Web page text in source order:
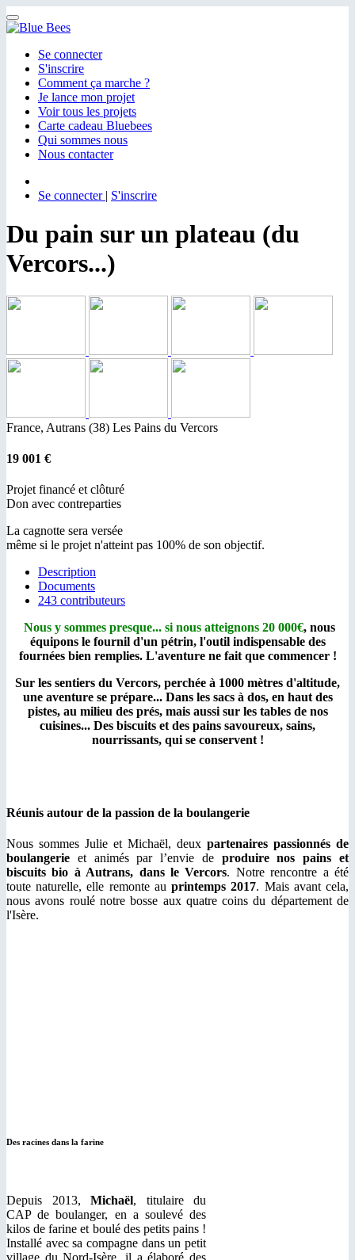
Menu
Se connecter
S'inscrire
Comment ça marche ?
Je lance mon projet
Voir tous les projets
Carte cadeau Bluebees
Qui sommes nous
Nous contacter
Se connecter | S'inscrire
Du pain sur un plateau (du
Vercors...)
France, Autrans (38) Les Pains du Vercors
19 001 €
Projet financé et clôturé
Don avec contreparties
La cagnotte sera versée
même si le projet n'atteint pas 100% de son objectif.
Description
Documents
243 contributeurs
Nous y sommes presque... si nous atteignons20 000€,nous
équipons le fournil d'un pétrin, l'outil indispensable des
fournées bien remplies. L'aventure ne fait que commencer !
Sur les sentiers du Vercors, perchée à 1000 mètres d'altitude,
une aventure se prépare... Dans les sacs à dos, en haut des
pistes, au milieu des prés, mais aussi sur les tables de nos
cuisines... Des biscuits et des pains savoureux, sains,
nourrissants, qui se conservent !
Réunis autour de la passion de la boulangerie
Nous sommes Julie et Michaël, deux partenaires passionnés de
boulangerie et animés par l’envie de produire nos pains et
biscuits bio à Autrans, dans le Vercors. Notre rencontre a été
toute naturelle, elle remonte auprintemps 2017. Mais avant cela,
nous avons roulé notre bosse aux quatre coins du département de
l'Isère.
Des racines dans la farine
Depuis 2013, Michaël, titulaire du
CAP de boulanger, en a soulevé des
kilos de farine et boulé des petits pains !
Installé avec sa compagne dans un petit
village du Nord-Isère, il a élaboré des